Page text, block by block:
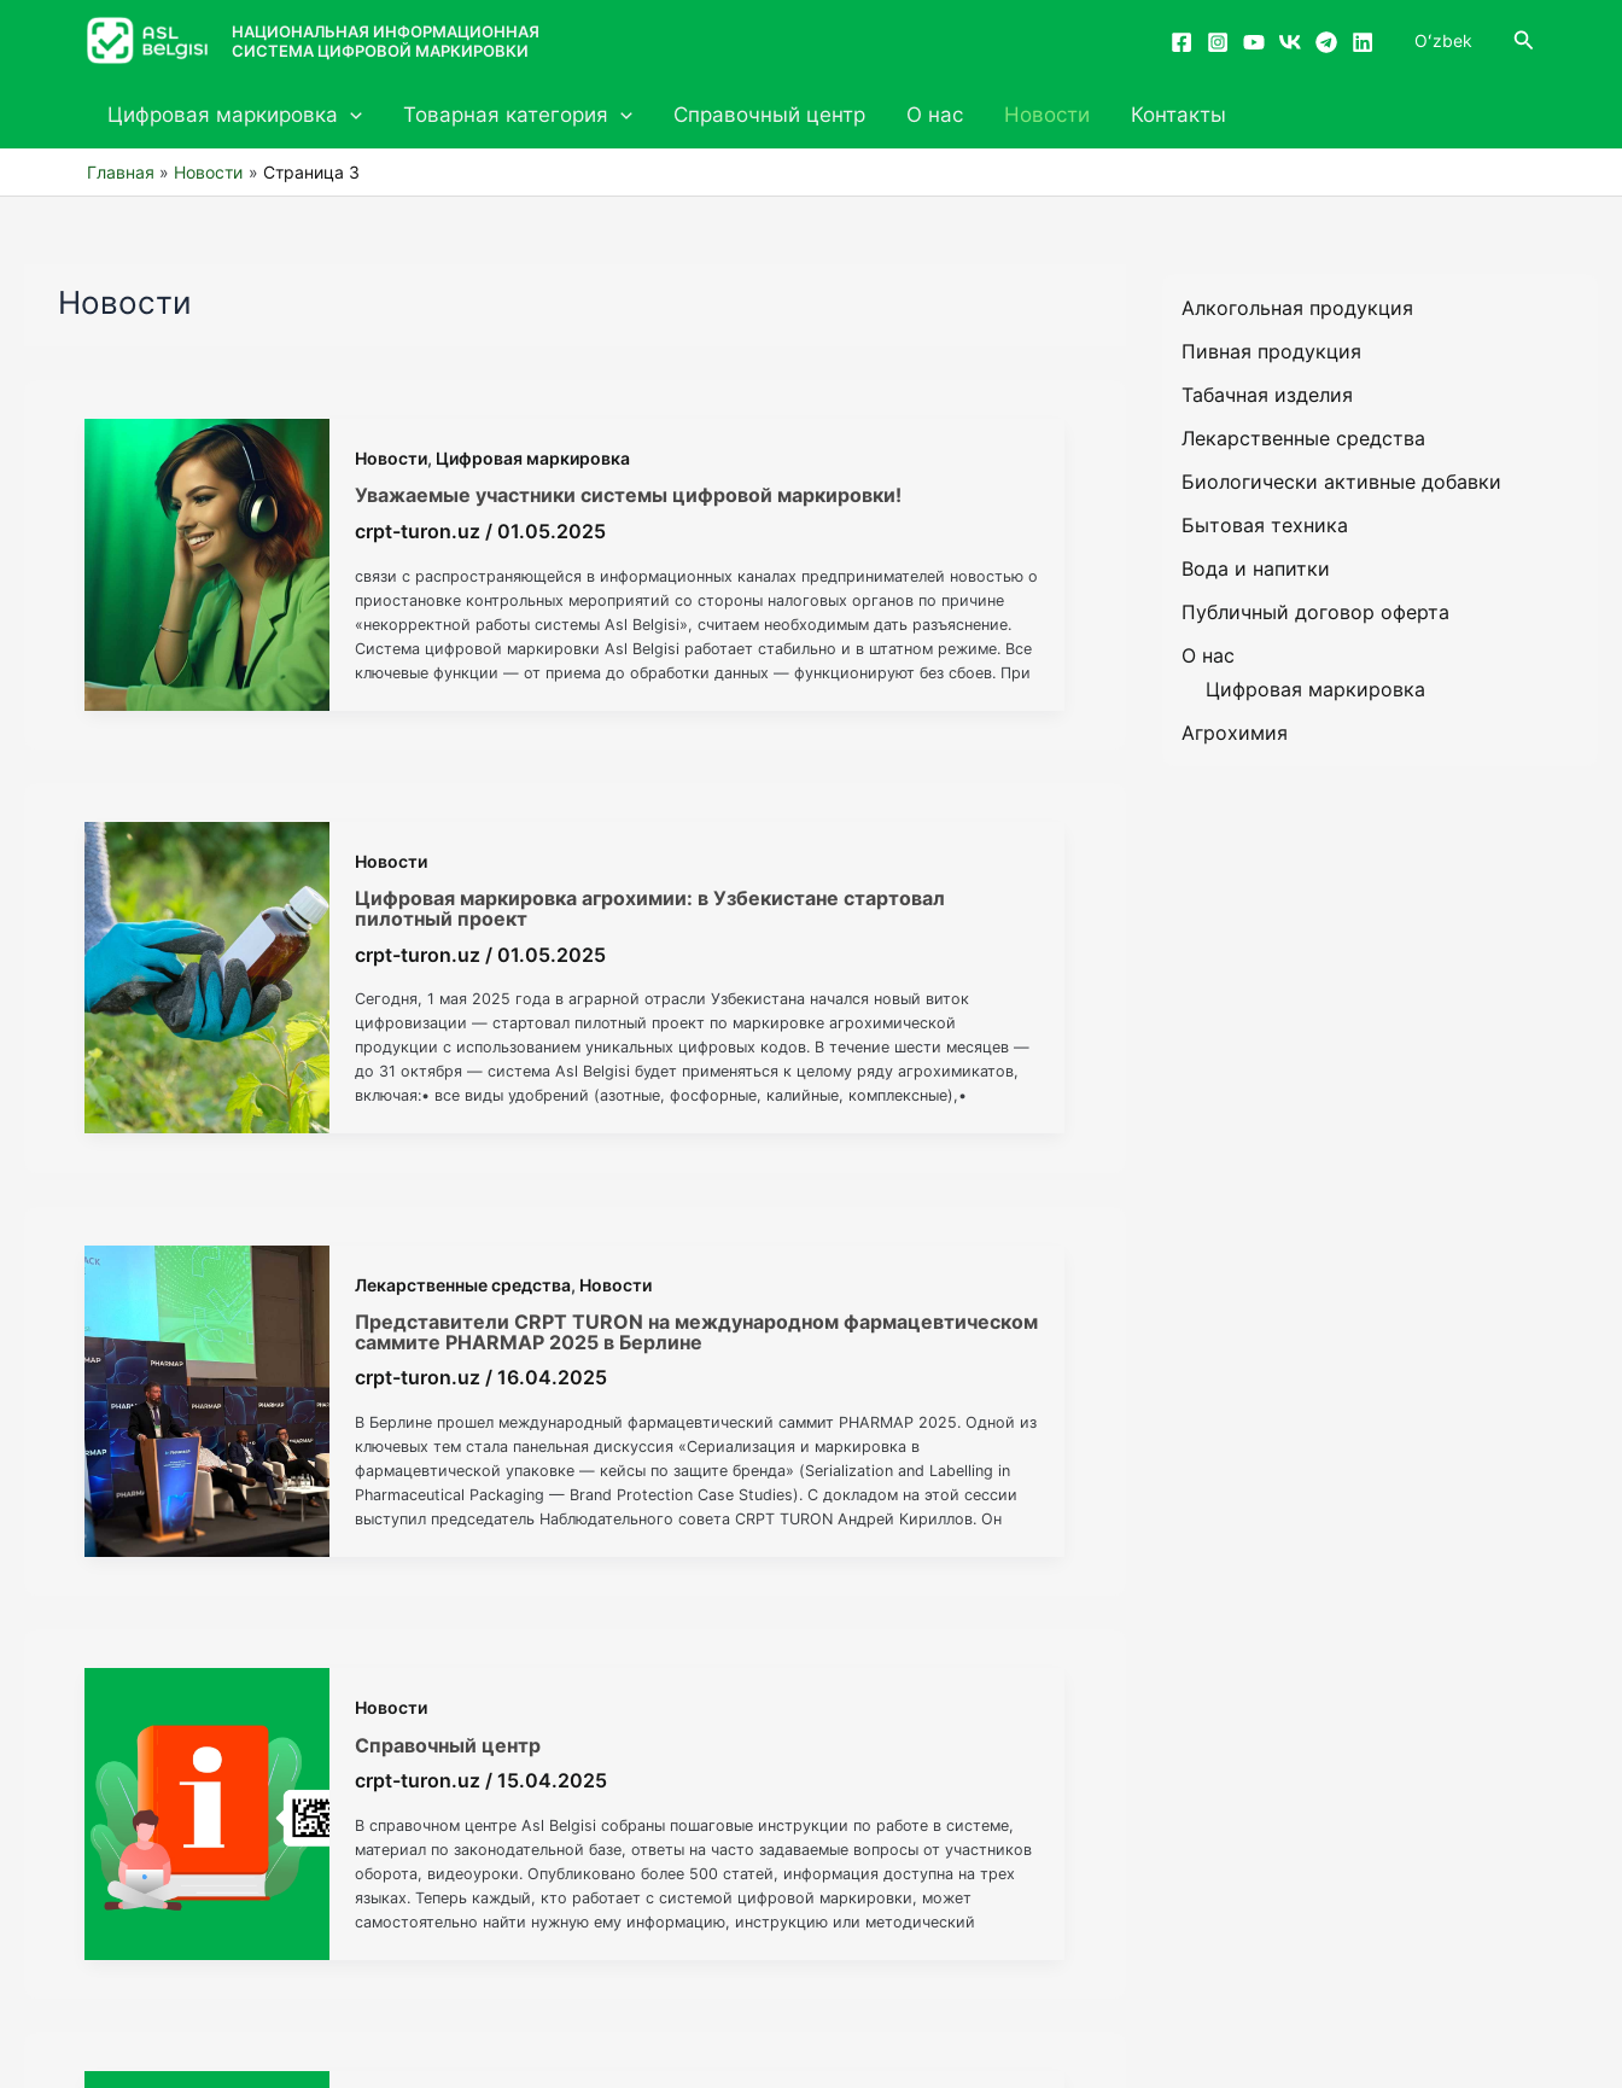
содержимому
НАЦИОНАЛЬНАЯ ИНФОРМАЦИОННАЯ
СИСТЕМА ЦИФРОВОЙ МАРКИРОВКИ
Oʻzbek Поиск
Цифровая маркировка Товарная категория Справочный центр О нас Новости Контакты
Главная Новости Страница 3
Новости
Новости, Цифровая маркировка
Уважаемые участники системы цифровой маркировки!
crpt-turon.uz /01.05.2025
связи с распространяющейся в информационных каналах предпринимателей новостью о
приостановке контрольных мероприятий со стороны налоговых органов по причине
«некорректной работы системы Asl Belgisi», считаем необходимым дать разъяснение.
Система цифровой маркировки Asl Belgisi работает стабильно и в штатном режиме. Все
ключевые функции — от приема до обработки данных — функционируют без сбоев. При
Новости
Цифровая маркировка агрохимии: в Узбекистане стартовал
пилотный проект
crpt-turon.uz /01.05.2025
Сегодня, 1 мая 2025 года в аграрной отрасли Узбекистана начался новый виток
цифровизации — стартовал пилотный проект по маркировке агрохимической
продукции с использованием уникальных цифровых кодов. В течение шести месяцев —
до 31 октября — система Asl Belgisi будет применяться к целому ряду агрохимикатов,
включая:• все виды удобрений (азотные, фосфорные, калийные, комплексные),•
Лекарственные средства, Новости
Представители CRPT TURON на международном фармацевтическом
саммите PHARMAP 2025 в Берлине
crpt-turon.uz/16.04.2025
В Берлине прошел международный фармацевтический саммит PHARMAP 2025. Одной из
ключевых тем стала панельная дискуссия «Сериализация и маркировка в
фармацевтической упаковке — кейсы по защите бренда» (Serialization and Labelling in
Pharmaceutical Packaging — Brand Protection Case Studies). С докладом на этой сессии
выступил председатель Наблюдательного совета CRPT TURON Андрей Кириллов. Он
Новости
Справочный центр
crpt-turon.uz/15.04.2025
В справочном центре Asl Belgisi собраны пошаговые инструкции по работе в системе,
материал по законодательной базе, ответы на часто задаваемые вопросы от участников
оборота, видеоуроки. Опубликовано более 500 статей, информация доступна на трех
языках. Теперь каждый, кто работает с системой цифровой маркировки, может
самостоятельно найти нужную ему информацию, инструкцию или методический
Алкогольная продукция
Пивная продукция
Табачная изделия
Лекарственные средства
Биологически активные добавки
Бытовая техника
Вода и напитки
Публичный договор оферта
О нас
Цифровая маркировка
Агрохимия